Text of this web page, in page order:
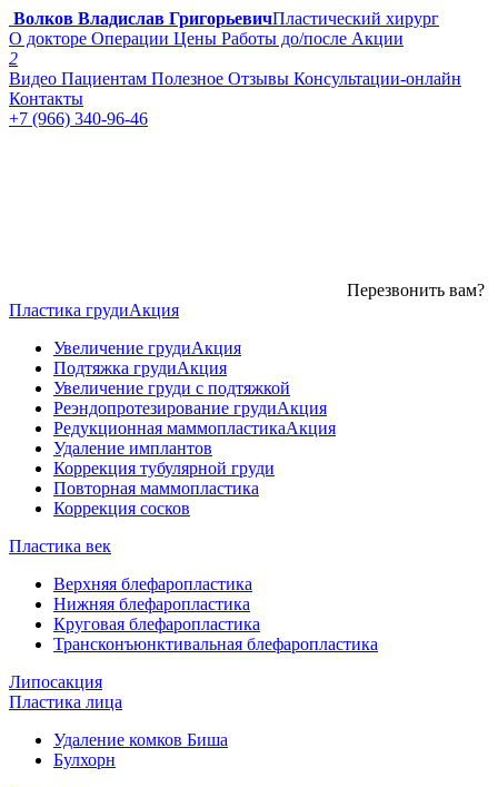
Волков Владислав ГригорьевичПластический хирург
О докторе Операции Цены Работы до/после Акции
2
Видео Пациентам Полезное Отзывы Консультации-онлайн
Контакты
+7 (966) 340-96-46
Перезвонить вам?
Пластика грудиАкция
Увеличение грудиАкция
Подтяжка грудиАкция
Увеличение груди с подтяжкой
Реэндопротезирование грудиАкция
Редукционная маммопластикаАкция
Удаление имплантов
Коррекция тубулярной груди
Повторная маммопластика
Коррекция сосков
Пластика век
Верхняя блефаропластика
Нижняя блефаропластика
Круговая блефаропластика
Трансконъюнктивальная блефаропластика
Липосакция
Пластика лица
Удаление комков Биша
Булхорн